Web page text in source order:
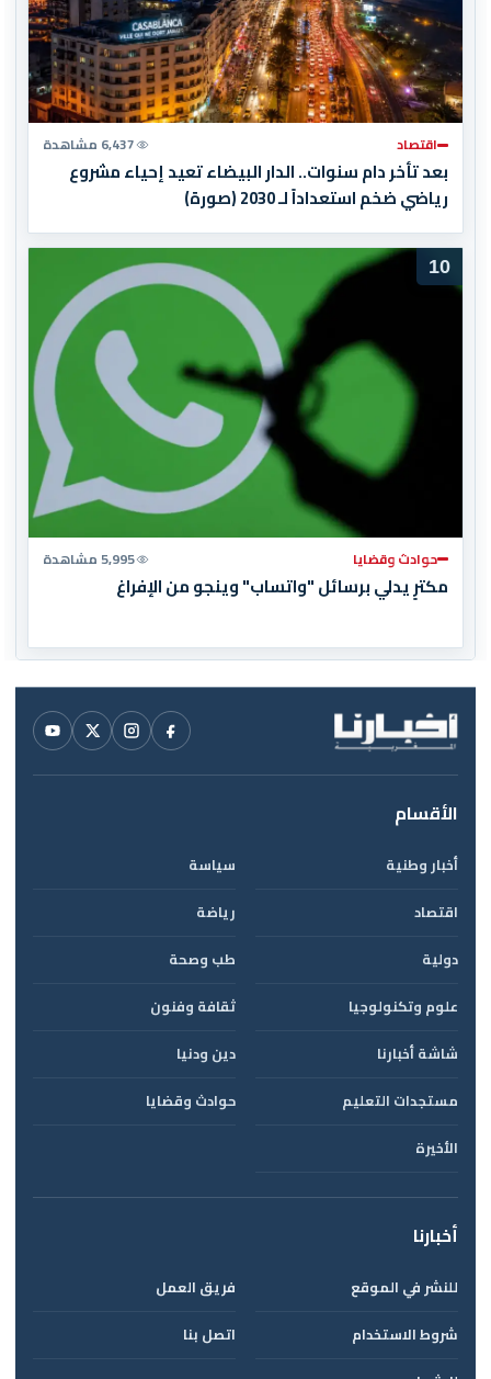
اقتصاد 6,437 مشاهدة
بعد تأخر دام سنوات.. الدار البيضاء تعيد إحياء مشروع
رياضي ضخم استعداداً لـ 2030 (صورة)
10
حوادث وقضايا 5,995 مشاهدة
مكترٍ يدلي برسائل "واتساب" وينجو من الإفراغ
الأقسام
أخبار وطنية
سياسة
اقتصاد
رياضة
دولية
طب وصحة
علوم وتكنولوجيا
ثقافة وفنون
شاشة أخبارنا
دين ودنيا
مستجدات التعليم
حوادث وقضايا
الأخيرة
أخبارنا
للنشر في الموقع
فريق العمل
شروط الاستخدام
اتصل بنا